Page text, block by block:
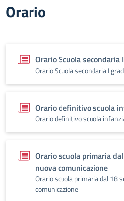
Orario
Orario Scuola secondaria
Orario Scuola secondaria I
Orario definitivo scuola
Orario definitivo scuola
Orario scuola primaria
nuova comunicazione
Orario scuola primaria dal 18
comunicazione